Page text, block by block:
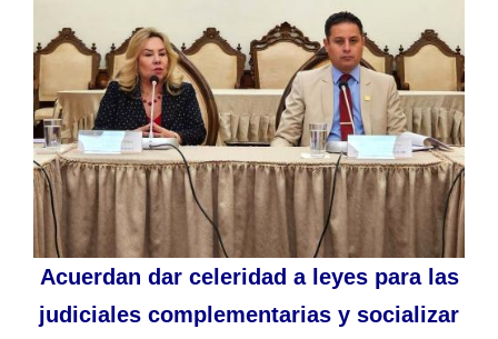
Acuerdan dar celeridad a leyes para las
judiciales complementarias y socializar